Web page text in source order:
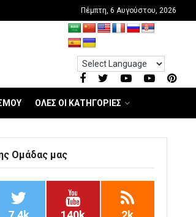
Πέμπτη, 6 Αυγούστου, 2026
ΟΛΕΣ ΟΙ ΚΑΤΗΓΟΡΙΕΣ
Ομάδας μας